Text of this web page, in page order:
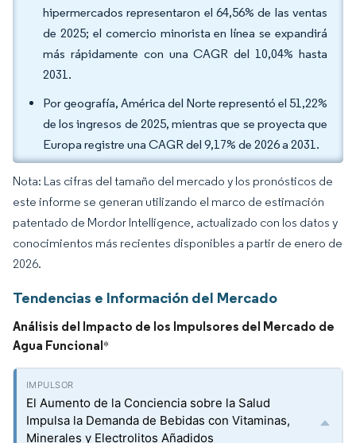
hipermercados representaron el 64,56% de las ventas
de 2025; el comercio minorista en línea se expandirá
más rápidamente con una CAGR del 10,04% hasta
2031.
Por geografía, América del Norte representó el 51,22%
de los ingresos de 2025, mientras que se proyecta que
Europa registre una CAGR del 9,17% de 2026 a 2031.
Nota: Las cifras del tamaño del mercado y los pronósticos de
este informe se generan utilizando el marco de estimación
patentado de Mordor Intelligence, actualizado con los datos y
conocimientos más recientes disponibles a partir de enero de
2026.
Tendencias e Información del Mercado
Análisis del Impacto de los Impulsores del Mercado de
Agua Funcional*
El Aumento de la Conciencia sobre la Salud
Impulsa la Demanda de Bebidas con Vitaminas,
Minerales y Electrolitos Añadidos